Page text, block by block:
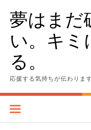
content夢はまだ
い。キミ
る。
応援する気持ちが伝わりま